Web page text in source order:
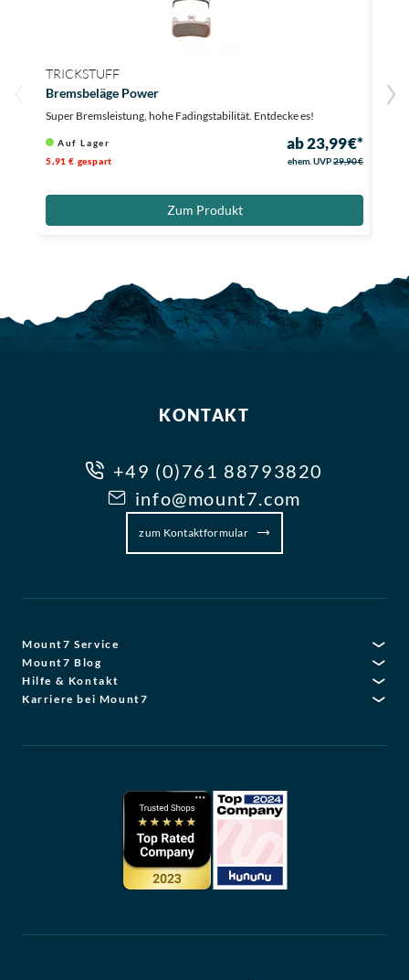
TRICKSTUFF
Bremsbeläge Power
Super Bremsleistung, hohe Fadingstabilität. Entdecke es!
Auf Lager ab 23,99 €*
5,91 € gespart ehem. UVP29,90 €
Zum Produkt
KONTAKT
+49 (0)761 88793820
info@mount7.com
zum Kontaktformular
Mount7 Service
Mount7 Blog
Hilfe & Kontakt
Karriere bei Mount7